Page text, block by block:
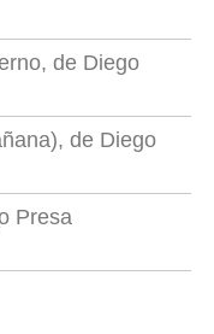
de Diego
de Diego
Presa